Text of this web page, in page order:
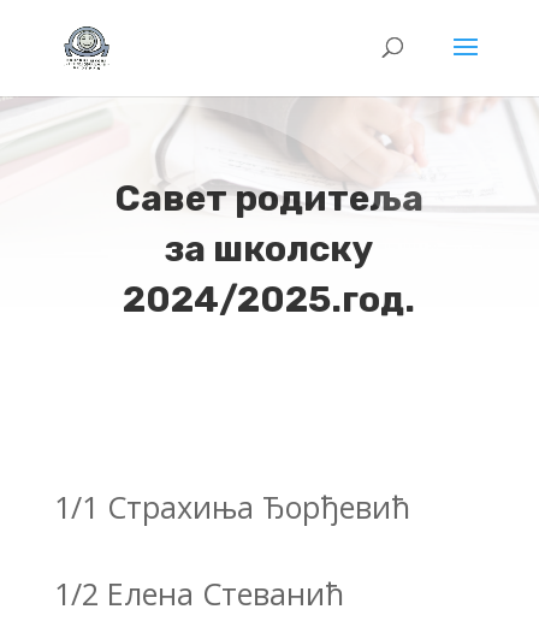
Савет родитеља
за школску
2024/2025.год.
1/1 Страхиња Ђорђевић
1/2 Елена Стеванић